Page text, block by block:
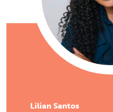
Lilian Santos